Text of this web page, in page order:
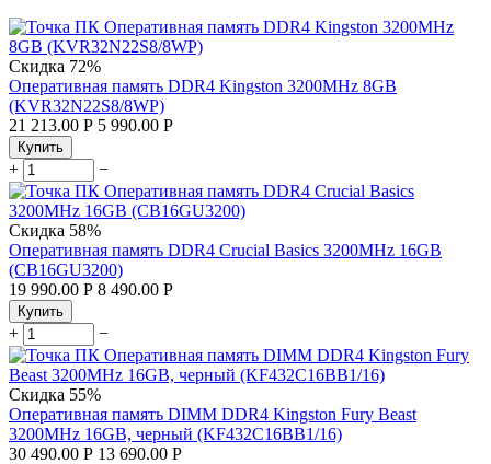
Скидка 72%
Оперативная память DDR4 Kingston 3200MHz 8GB
(KVR32N22S8/8WP)
21 213.00 Р 5 990.00 Р
Купить
+ −
Скидка 58%
Оперативная память DDR4 Crucial Basics 3200MHz 16GB
(CB16GU3200)
19 990.00 Р 8 490.00 Р
Купить
+ −
Скидка 55%
Оперативная память DIMM DDR4 Kingston Fury Beast
3200MHz 16GB, черный (KF432C16BB1/16)
30 490.00 Р 13 690.00 Р